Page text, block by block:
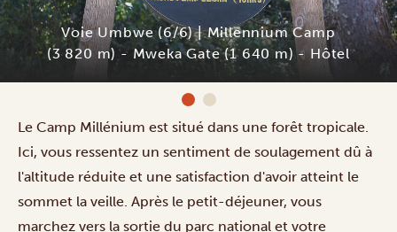
Shose Chalets
Le Camp Millénium est situé dans une forêt tropicale.
Ici, vous ressentez un sentiment de soulagement dû à
l'altitude réduite et une satisfaction d'avoir atteint le
sommet la veille. Après le petit-déjeuner, vous
marchez vers la sortie du parc national et votre